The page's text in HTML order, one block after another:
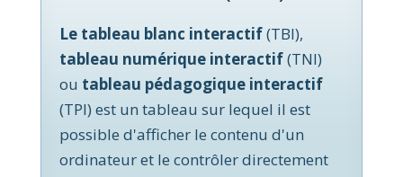
Le tableau blanc interactif(TBI),
tableau numérique interactif(TNI)
ou tableau pédagogique interactif
(TPI) est un tableau sur lequel il est
possible d'afficher le contenu d'un
ordinateur et le contrôler directement